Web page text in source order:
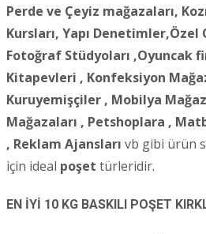
Perde ve Çeyiz mağazaları,
Kursları, Yapı
Fotoğraf Stüdyoları ,Oyuncak
Kitapevleri , Konfeksiyon
Kuruyemişçiler , Mobilya
Mağazaları , Petshoplara ,
, Reklam Ajansları vb gibi ürün
için ideal poşet türleridir.
EN İYİ 10 KG BASKILI POŞET